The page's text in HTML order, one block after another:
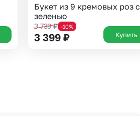
Букет из 9 кремовых роз с
зеленью
3 739₽ -10%
3 399 ₽ Купить